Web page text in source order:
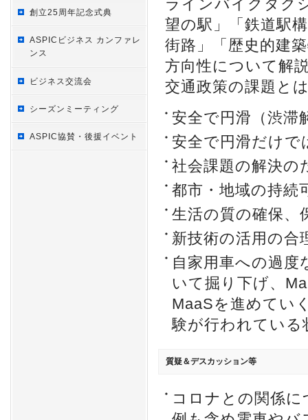
創立25周年記念式典
ASPICビジネス カンファレ
ンス
ビジネス交流会
シーズンミーティング
ASPIC協賛・後援イベント
ラインバイクタク
望の駅」「鉄道駅
街路」「歴史的建
方向性について解
交通政策の課題と
安全で円滑（渋滞
安全で円滑だけで
社会課題の解決の
都市・地域の持続
生活の質の確保、
新技術の活用の合
自家用車への過
いて掘り下げ、
MaaSを進めてい
験が行われてい
質疑＆デスカッション等
コロナとの関係